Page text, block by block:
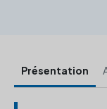
Présentation